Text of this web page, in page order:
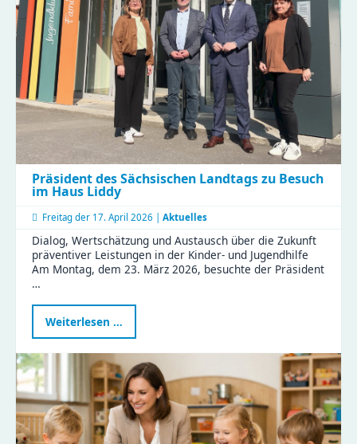
und
Erfahrungen
im
KiFaZ-
Workshop
aus
Präsident des Sächsischen Landtags zu Besuch
im Haus Liddy
Freitag der 17. April 2026 | Aktuelles
Dialog, Wertschätzung und Austausch über die Zukunft
präventiver Leistungen in der Kinder- und Jugendhilfe
Am Montag, dem 23. März 2026, besuchte der Präsident
…
Weiterlesen …
des
Landtags
zu
Besuch
im
Haus
Liddy